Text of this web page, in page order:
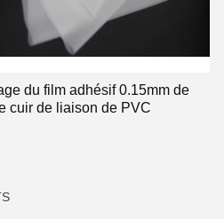
du film adhésif 0.15mm de
cuir de liaison de PVC